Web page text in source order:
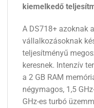
kiemelkedő
A DS718+ azoknak
vállalkozásoknak
teljesítményű
keresnek. Intenzív
a 2 GB RAM
négymagos, 1,5
GHz-es turbó